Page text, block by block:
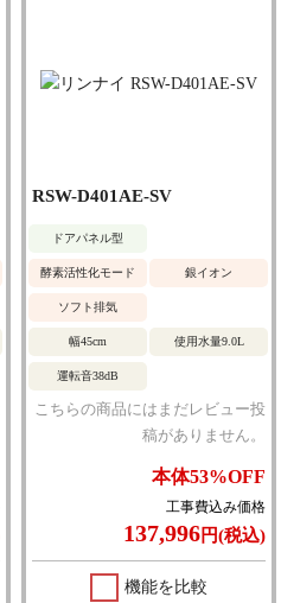
RSW-D401AE-SV
ドアパネル型
酵素活性化モード 銀イオン
ソフト排気
幅45cm 使用水量9.0L
運転音38dB
こちらの商品にはまだレビュー投
稿がありません。
本体53%OFF
工事費込み価格
137,996円(税込)
機能を比較